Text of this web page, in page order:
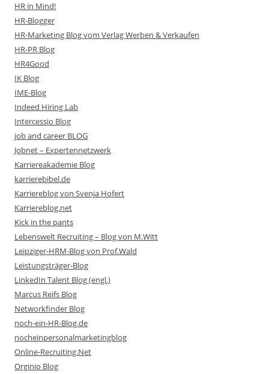
HR in Mind!
HR-Blogger
HR-Marketing Blog vom Verlag Werben & Verkaufen
HR-PR Blog
HR4Good
IK Blog
IME-Blog
Indeed Hiring Lab
Intercessio Blog
job and career BLOG
Jobnet – Expertennetzwerk
Karriereakademie Blog
karrierebibel.de
Karriereblog von Svenja Hofert
Karriereblog.net
Kick in the pants
Lebenswelt Recruiting – Blog von M.Witt
Leipziger-HRM-Blog von Prof.Wald
Leistungsträger-Blog
LinkedIn Talent Blog (engl.)
Marcus Reifs Blog
Networkfinder Blog
noch-ein-HR-Blog.de
nocheinpersonalmarketingblog
Online-Recruiting.Net
Orginio Blog